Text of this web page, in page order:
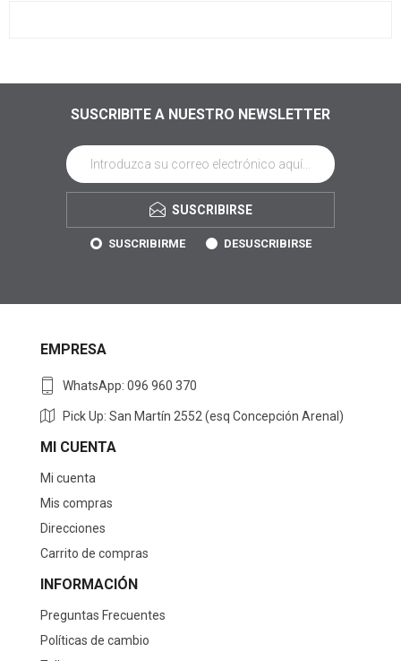
SUSCRIBITE A NUESTRO NEWSLETTER
SUSCRIBIRSE
SUSCRIBIRME DESUSCRIBIRSE
EMPRESA
WhatsApp: 096 960 370
Pick Up: San Martín 2552 (esq Concepción Arenal)
MI CUENTA
Mi cuenta
Mis compras
Direcciones
Carrito de compras
INFORMACIÓN
Preguntas Frecuentes
Políticas de cambio